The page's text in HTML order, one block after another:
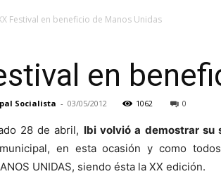
Festival en beneficio de Manos Unidas
en
Socialista - 03/05/2012 1062 0
28 de abril, Ibi volvió a demostrar su
en esta ocasión y como
UNIDAS, siendo ésta la XX edición.